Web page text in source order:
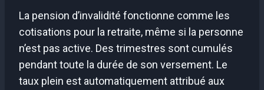
La pension d’invalidité fonctionne comme les
cotisations pour la retraite, même si la personne
n’est pas active. Des trimestres sont cumulés
pendant toute la durée de son versement. Le
taux plein est automatiquement attribué aux